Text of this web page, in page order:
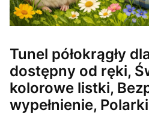
Tunel półokrągły
dostępny od ręki,
kolorowe listki,
wypełnienie,